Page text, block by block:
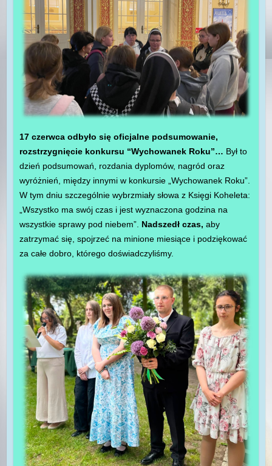
17 czerwca odbyło się oficjalne podsumowanie,
rozstrzygnięcie konkursu “Wychowanek Roku”… Był to
dzień podsumowań, rozdania dyplomów, nagród oraz
wyróżnień, między innymi w konkursie „Wychowanek Roku”.
W tym dniu szczególnie wybrzmiały słowa z Księgi Koheleta:
„Wszystko ma swój czas i jest wyznaczona godzina na
wszystkie sprawy pod niebem”. Nadszedł czas, aby
zatrzymać się, spojrzeć na minione miesiące i podziękować
za całe dobro, którego doświadczyliśmy.